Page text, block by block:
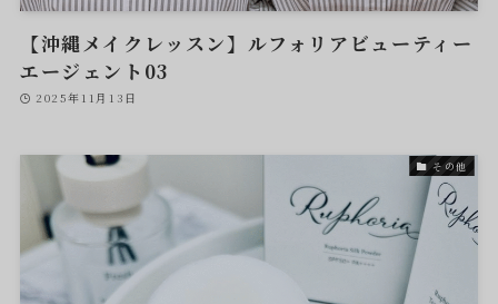
【沖縄メイクレッスン】ルフォリアビューティー
エージェント03
2025年11月13日
その他